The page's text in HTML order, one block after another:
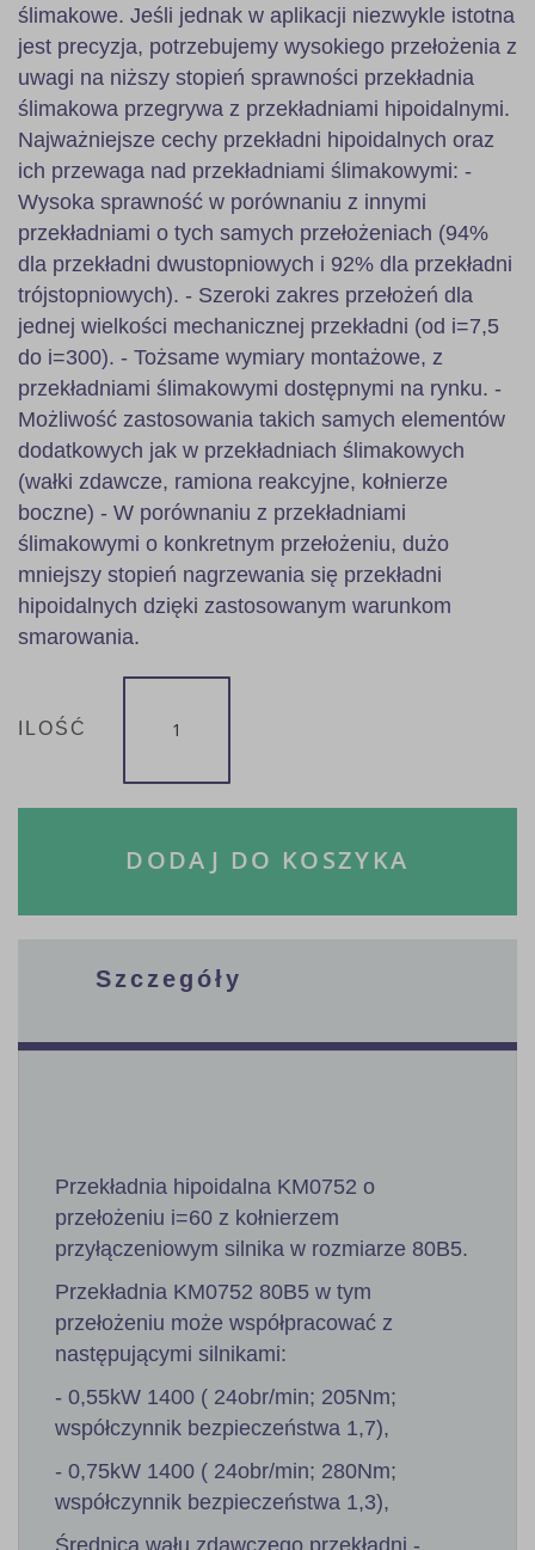
ślimakowe. Jeśli jednak w aplikacji niezwykle istotna
jest precyzja, potrzebujemy wysokiego przełożenia z
uwagi na niższy stopień sprawności przekładnia
ślimakowa przegrywa z przekładniami hipoidalnymi.
Najważniejsze cechy przekładni hipoidalnych oraz
ich przewaga nad przekładniami ślimakowymi: -
Wysoka sprawność w porównaniu z innymi
przekładniami o tych samych przełożeniach (94%
dla przekładni dwustopniowych i 92% dla przekładni
trójstopniowych). - Szeroki zakres przełożeń dla
jednej wielkości mechanicznej przekładni (od i=7,5
do i=300). - Tożsame wymiary montażowe, z
przekładniami ślimakowymi dostępnymi na rynku. -
Możliwość zastosowania takich samych elementów
dodatkowych jak w przekładniach ślimakowych
(wałki zdawcze, ramiona reakcyjne, kołnierze
boczne) - W porównaniu z przekładniami
ślimakowymi o konkretnym przełożeniu, dużo
mniejszy stopień nagrzewania się przekładni
hipoidalnych dzięki zastosowanym warunkom
smarowania.
ILOŚĆ
DODAJ DO KOSZYKA
Szczegóły
Przekładnia hipoidalna KM0752 o
przełożeniu i=60 z kołnierzem
przyłączeniowym silnika w rozmiarze 80B5.
Przekładnia KM0752 80B5 w tym
przełożeniu może współpracować z
następującymi silnikami:
- 0,55kW 1400 ( 24obr/min; 205Nm;
współczynnik bezpieczeństwa 1,7),
- 0,75kW 1400 ( 24obr/min; 280Nm;
współczynnik bezpieczeństwa 1,3),
Średnica wału zdawczego przekładni -